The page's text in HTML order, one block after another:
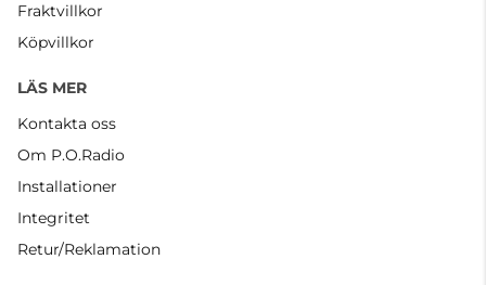
Fraktvillkor
Köpvillkor
LÄS MER
Kontakta oss
Om P.O.Radio
Installationer
Integritet
Retur/Reklamation